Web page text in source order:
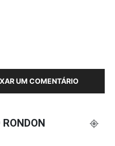
UM COMENTÁRIO